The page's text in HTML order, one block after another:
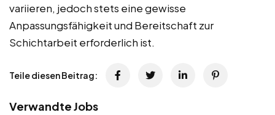
variieren, jedoch stets eine gewisse
Anpassungsfähigkeit und Bereitschaft zur
Schichtarbeit erforderlich ist.
Teile diesen Beitrag:
Verwandte Jobs